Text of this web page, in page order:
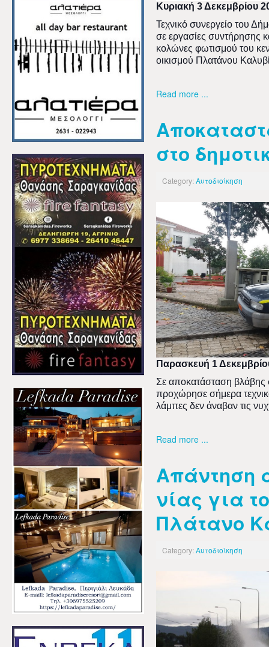
Κυριακή 3 Δεκεμβρίου
Τεχνικό συνεργείο του
σε εργασίες συντήρησης
κολώνες φωτισμού του
οικισμού Πλατάνου
Read more ...
στο
Category:Αυτοδιοίκηση
Παρασκευή 1
Σε αποκατάσταση βλάβης
προχώρησε σήμερα
λάμπες δεν άναβαν τις
Read more ...
Απάντηση
νίας για
Πλάτανο
Category:Αυτοδιοίκηση